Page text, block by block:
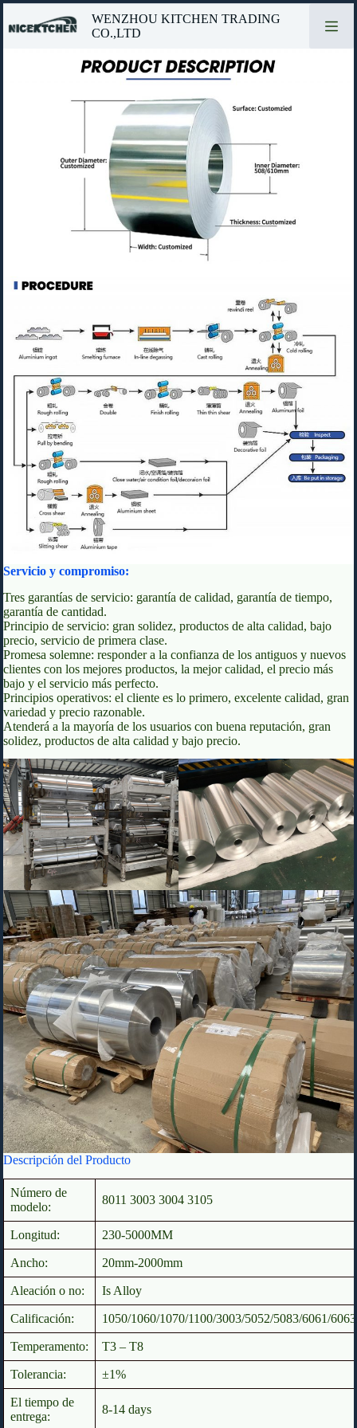
al
WENZHOU KITCHEN TRADING
CO.,LTD
Servicio y compromiso:
Tres garantías de servicio: garantía de calidad, garantía de tiempo,
garantía de cantidad.
Principio de servicio: gran solidez, productos de alta calidad, bajo
precio, servicio de primera clase.
Promesa solemne: responder a la confianza de los antiguos y nuevos
clientes con los mejores productos, la mejor calidad, el precio más
bajo y el servicio más perfecto.
Principios operativos: el cliente es lo primero, excelente calidad, gran
variedad y precio razonable.
Atenderá a la mayoría de los usuarios con buena reputación, gran
solidez, productos de alta calidad y bajo precio.
Descripción del Producto
Número de
modelo:
8011 3003 3004 3105
Longitud: 230-5000MM
Ancho: 20mm-2000mm
Aleación o no: Is Alloy
Calificación: 1050/1060/1070/1100/3003/5052/5083/6061/6063
Temperamento: T3 – T8
Tolerancia: ±1%
El tiempo de
entrega:
8-14 days